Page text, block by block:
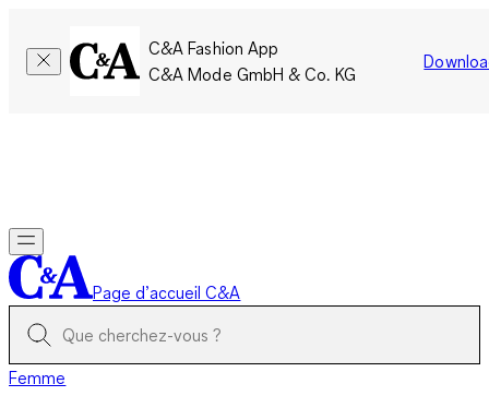
C&A Fashion App
C&A Mode GmbH & Co. KG
Page d’accueil C&A
Femme